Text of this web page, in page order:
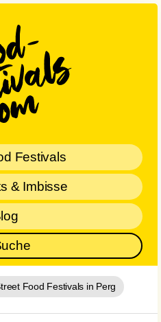
Festivals
& Imbisse
Food Festivals in Perg